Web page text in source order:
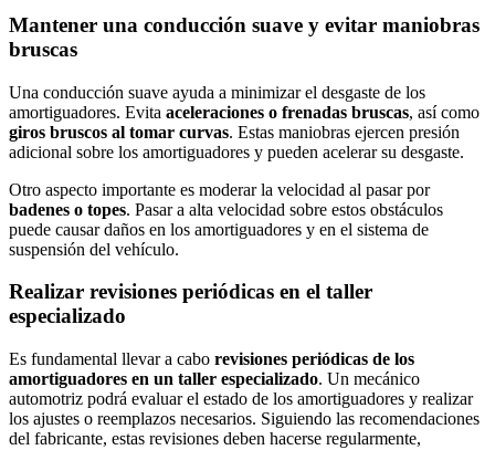
Mantener una conducción suave y evitar maniobras
bruscas
Una conducción suave ayuda a minimizar el desgaste de los
amortiguadores. Evita aceleraciones o frenadas bruscas, así como
giros bruscos al tomar curvas. Estas maniobras ejercen presión
adicional sobre los amortiguadores y pueden acelerar su desgaste.
Otro aspecto importante es moderar la velocidad al pasar por
badenes o topes. Pasar a alta velocidad sobre estos obstáculos
puede causar daños en los amortiguadores y en el sistema de
suspensión del vehículo.
Realizar revisiones periódicas en el taller
especializado
Es fundamental llevar a cabo revisiones periódicas de los
amortiguadores en un taller especializado. Un mecánico
automotriz podrá evaluar el estado de los amortiguadores y realizar
los ajustes o reemplazos necesarios. Siguiendo las recomendaciones
del fabricante, estas revisiones deben hacerse regularmente,